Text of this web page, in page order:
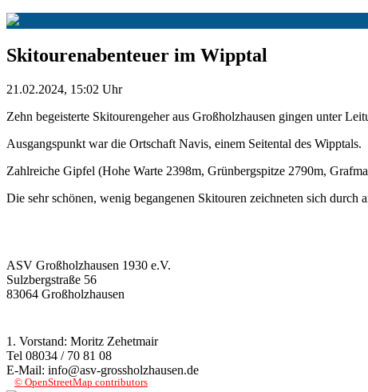
Skitourenabenteuer im Wipptal
21.02.2024, 15:02 Uhr
Zehn begeisterte Skitourengeher aus Großholzhausen gingen unter
Ausgangspunkt war die Ortschaft Navis, einem Seitental des Wipptals.
Zahlreiche Gipfel (Hohe Warte 2398m, Grünbergspitze 2790m,
Die sehr schönen, wenig begangenen Skitouren zeichneten sich durch
ASV Großholzhausen 1930 e.V.
Sulzbergstraße 56
83064 Großholzhausen
1. Vorstand: Moritz Zehetmair
Tel 08034 / 70 81 08
E-Mail: info@asv-grossholzhausen.de
© OpenStreetMap contributors